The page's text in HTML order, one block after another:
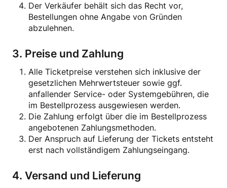
Der Verkäufer behält sich das Recht vor,
Bestellungen ohne Angabe von Gründen
abzulehnen.
3. Preise und Zahlung
Alle Ticketpreise verstehen sich inklusive der
gesetzlichen Mehrwertsteuer sowie ggf.
anfallender Service- oder Systemgebühren, die
im Bestellprozess ausgewiesen werden.
Die Zahlung erfolgt über die im Bestellprozess
angebotenen Zahlungsmethoden.
Der Anspruch auf Lieferung der Tickets entsteht
erst nach vollständigem Zahlungseingang.
4. Versand und Lieferung